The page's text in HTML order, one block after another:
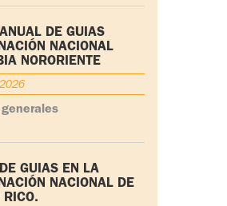
DE GUÍAS
NACIONAL
NORORIENTE
GUÍAS EN LA
NACIONAL DE
RICO.